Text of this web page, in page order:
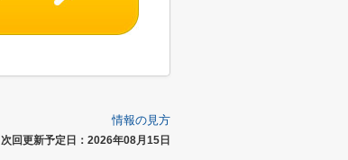
情報の見方
次回更新予定日：2026年08月15日